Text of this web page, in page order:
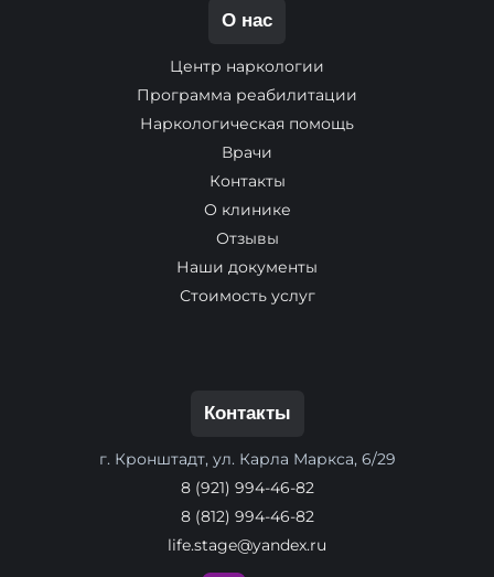
О нас
Центр наркологии
Программа реабилитации
Наркологическая помощь
Врачи
Контакты
О клинике
Отзывы
Наши документы
Стоимость услуг
Контакты
г. Кронштадт, ул. Карла Маркса, 6/29
8 (921) 994-46-82
8 (812) 994-46-82
life.stage@yandex.ru